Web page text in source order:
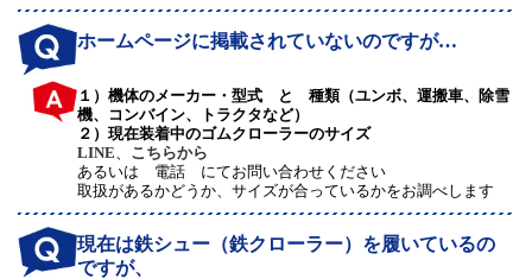
ホームページに掲載されていないのですが…
１）機体のメーカー・型式 と 種類（ユンボ、運搬車、除雪
機、コンバイン、トラクタなど）
２）現在装着中のゴムクローラーのサイズ
LINE
こちらから
あるいは 電話 にてお問い合わせください
取扱があるかどうか、サイズが合っているかをお調べします
現在は鉄シュー（鉄クローラー）を履いているの
ですが、